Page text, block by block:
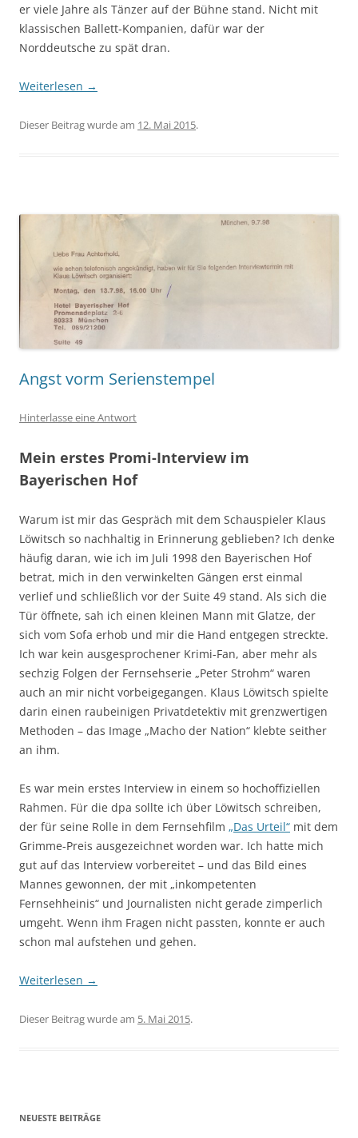
er viele Jahre als Tänzer auf der Bühne stand. Nicht mit
klassischen Ballett-Kompanien, dafür war der
Norddeutsche zu spät dran.
Weiterlesen →
Dieser Beitrag wurde am 12. Mai 2015.
Angst vorm Serienstempel
Hinterlasse eine Antwort
Mein erstes Promi-Interview im
Bayerischen Hof
Warum ist mir das Gespräch mit dem Schauspieler Klaus
Löwitsch so nachhaltig in Erinnerung geblieben? Ich denke
häufig daran, wie ich im Juli 1998 den Bayerischen Hof
betrat, mich in den verwinkelten Gängen erst einmal
verlief und schließlich vor der Suite 49 stand. Als sich die
Tür öffnete, sah ich einen kleinen Mann mit Glatze, der
sich vom Sofa erhob und mir die Hand entgegen streckte.
Ich war kein ausgesprochener Krimi-Fan, aber mehr als
sechzig Folgen der Fernsehserie „Peter Strohm“ waren
auch an mir nicht vorbeigegangen. Klaus Löwitsch spielte
darin einen raubeinigen Privatdetektiv mit grenzwertigen
Methoden – das Image „Macho der Nation“ klebte seither
an ihm.
Es war mein erstes Interview in einem so hochoffiziellen
Rahmen. Für die dpa sollte ich über Löwitsch schreiben,
der für seine Rolle in dem Fernsehfilm „Das Urteil“ mit dem
Grimme-Preis ausgezeichnet worden war. Ich hatte mich
gut auf das Interview vorbereitet – und das Bild eines
Mannes gewonnen, der mit „inkompetenten
Fernsehheinis“ und Journalisten nicht gerade zimperlich
umgeht. Wenn ihm Fragen nicht passten, konnte er auch
schon mal aufstehen und gehen.
Weiterlesen →
Dieser Beitrag wurde am 5. Mai 2015.
NEUESTE BEITRÄGE